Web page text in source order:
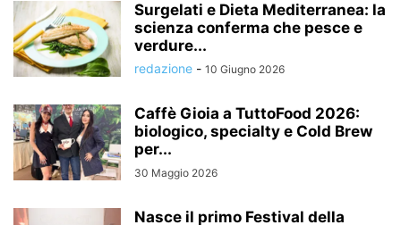
Surgelati e Dieta Mediterranea: la
scienza conferma che pesce e
verdure...
redazione - 10 Giugno 2026
Caffè Gioia a TuttoFood 2026:
biologico, specialty e Cold Brew
per...
30 Maggio 2026
Nasce il primo Festival della